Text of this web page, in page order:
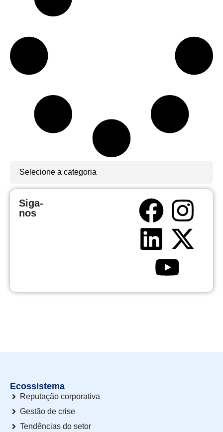
Selecione a categoria
Siga-
nos
Ecossistema
Reputação corporativa
Gestão de crise
Tendências do setor